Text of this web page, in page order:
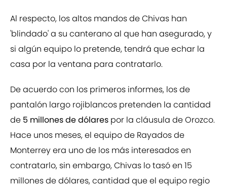
Al respecto, los altos mandos de Chivas han
'blindado' a su canterano al que han asegurado, y
si algún equipo lo pretende, tendrá que echar la
casa por la ventana para contratarlo.
De acuerdo con los primeros informes, los de
pantalón largo rojiblancos pretenden la cantidad
de 5 millones de dólares por la cláusula de Orozco.
Hace unos meses, el equipo de Rayados de
Monterrey era uno de los más interesados en
contratarlo, sin embargo, Chivas lo tasó en 15
millones de dólares, cantidad que el equipo regio